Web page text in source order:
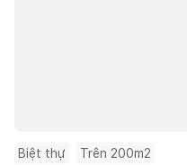
Biệt thự Trên 200m2